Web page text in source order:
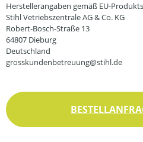
Herstellerangaben gemäß EU-
Stihl Vetriebszentrale AG & Co. KG
Robert-Bosch-Straße 13
64807 Dieburg
Deutschland
grosskundenbetreuung@stihl.de